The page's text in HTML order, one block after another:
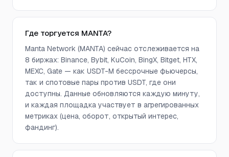
Где торгуется MANTA?
Manta Network (MANTA) сейчас отслеживается на
8 биржах: Binance, Bybit, KuCoin, BingX, Bitget, HTX,
MEXC, Gate — как USDT-M бессрочные фьючерсы,
так и спотовые пары против USDT, где они
доступны. Данные обновляются каждую минуту,
и каждая площадка участвует в агрегированных
метриках (цена, оборот, открытый интерес,
фандинг).